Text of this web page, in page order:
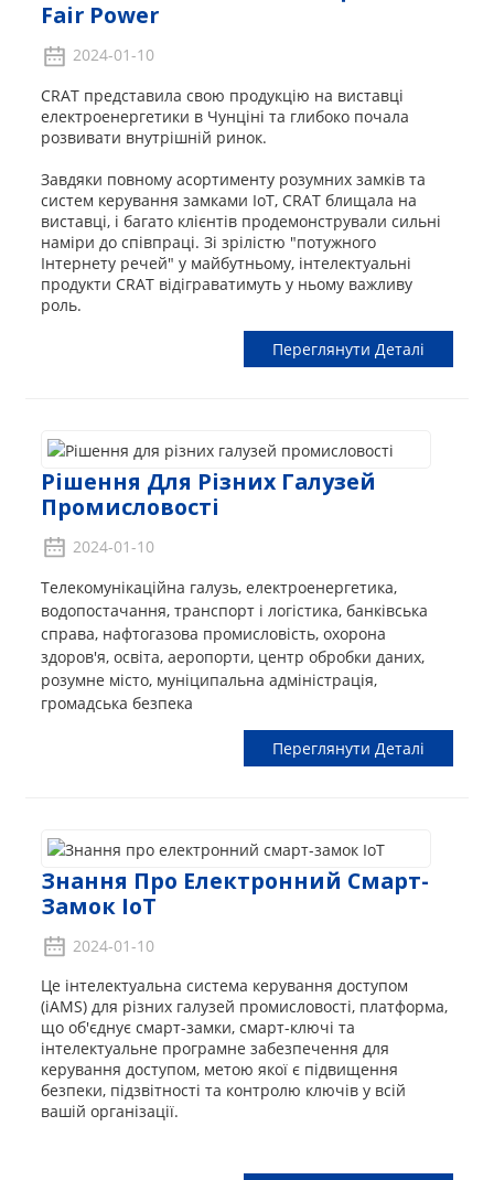
Fair Power
2024-01-10
CRAT представила свою продукцію на виставці
електроенергетики в Чунціні та глибоко почала
розвивати внутрішній ринок.
Завдяки повному асортименту розумних замків та
систем керування замками IoT, CRAT блищала на
виставці, і багато клієнтів продемонстрували сильні
наміри до співпраці. Зі зрілістю "потужного
Інтернету речей" у майбутньому, інтелектуальні
продукти CRAT відіграватимуть у ньому важливу
роль.
Переглянути Деталі
Рішення Для Різних Галузей
Промисловості
2024-01-10
Телекомунікаційна галузь, електроенергетика,
водопостачання, транспорт і логістика, банківська
справа, нафтогазова промисловість, охорона
здоров'я, освіта, аеропорти, центр обробки даних,
розумне місто, муніципальна адміністрація,
громадська безпека
Переглянути Деталі
Знання Про Електронний Смарт-
Замок IoT
2024-01-10
Це інтелектуальна система керування доступом
(iAMS) для різних галузей промисловості, платформа,
що об'єднує смарт-замки, смарт-ключі та
інтелектуальне програмне забезпечення для
керування доступом, метою якої є підвищення
безпеки, підзвітності та контролю ключів у всій
вашій організації.